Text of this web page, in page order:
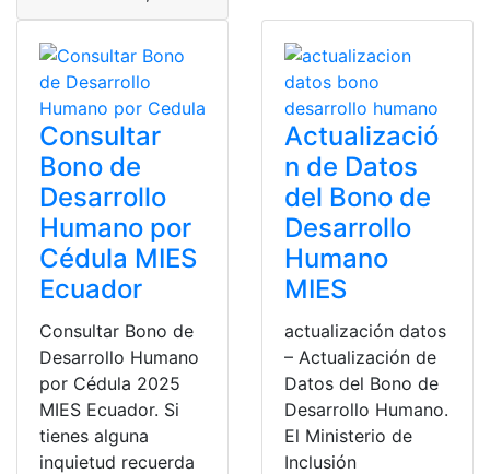
Consultar
Bono de
Desarrollo
Humano por
Cédula MIES
Ecuador
Consultar Bono de
Desarrollo Humano
por Cédula 2025
MIES Ecuador. Si
tienes alguna
inquietud recuerda
Actualizació
n de Datos
del Bono de
Desarrollo
Humano
MIES
actualización datos
– Actualización de
Datos del Bono de
Desarrollo Humano.
El Ministerio de
Inclusión